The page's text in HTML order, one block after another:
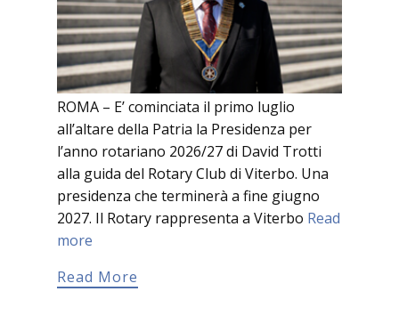
ROMA – E’ cominciata il primo luglio
all’altare della Patria la Presidenza per
l’anno rotariano 2026/27 di David Trotti
alla guida del Rotary Club di Viterbo. Una
presidenza che terminerà a fine giugno
2027. Il Rotary rappresenta a Viterbo Read
more
Read More